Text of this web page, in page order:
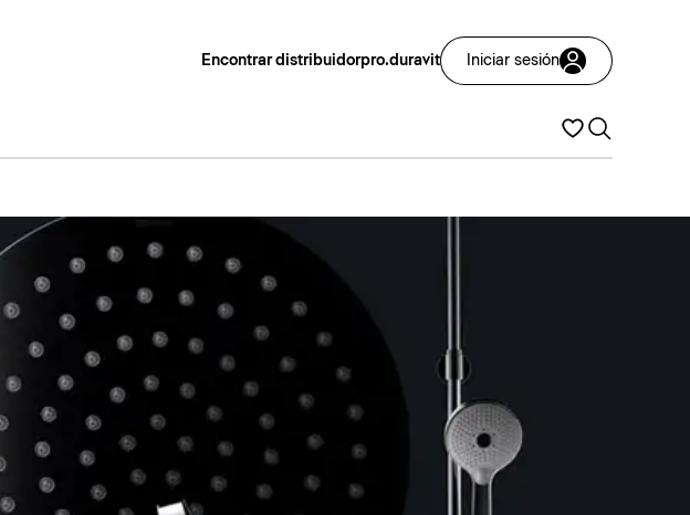
Encontrar distribuidorpro.duravit Iniciar sesión